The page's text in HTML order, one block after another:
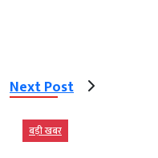
Next Post
बड़ी खबर